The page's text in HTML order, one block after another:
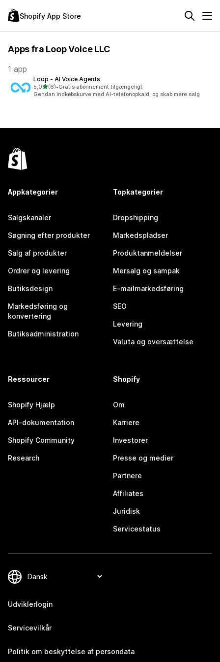
Shopify App Store
Apps fra Loop Voice LLC
1 app
Loop ‑ AI Voice Agents
5,0ud af 5 stjerner
(6)
6 anmeldelser i alt
•Gratis abonnement tilgængeligt
Gendan indkøbskurve med AI-telefonopkald, og skab mere salg
Appkategorier
Salgskanaler
Søgning efter produkter
Salg af produkter
Ordrer og levering
Butiksdesign
Markedsføring og
konvertering
Butiksadministration
Topkategorier
Dropshipping
Markedspladser
Produktanmeldelser
Mersalg og sampak
E-mailmarkedsføring
SEO
Levering
Valuta og oversættelse
Ressourcer
Shopify Hjælp
API-dokumentation
Shopify Community
Research
Shopify
Om
Karriere
Investorer
Presse og medier
Partnere
Affiliates
Juridisk
Servicestatus
Udviklerlogin
Servicevilkår
Politik om beskyttelse af persondata